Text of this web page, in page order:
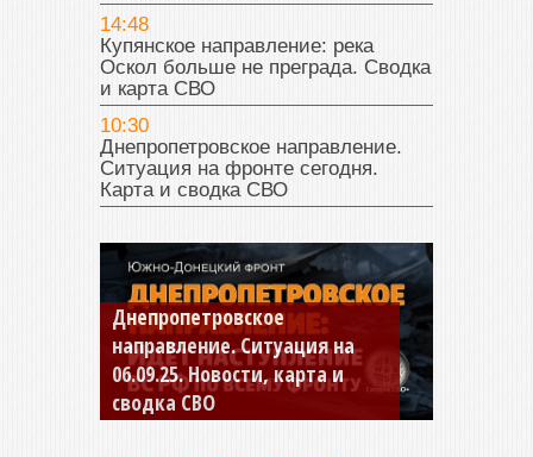
14:48
Купянское направление: река
Оскол больше не преграда. Сводка
и карта СВО
10:30
Днепропетровское направление.
Ситуация на фронте сегодня.
Карта и сводка СВО
Константиновское
направление. Ситуация на
04.09.25 Новости, карта и
сводка СВО